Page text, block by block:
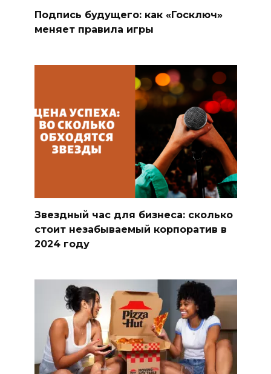
Подпись будущего: как «Госключ»
меняет правила игры
Звездный час для бизнеса: сколько
стоит незабываемый корпоратив в
2024 году